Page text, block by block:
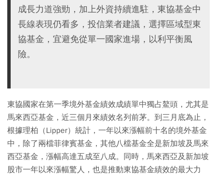
成長力道強勁，加上外資持續進駐，東協基金中
長線表現仍看多，投信業者建議，選擇區域型東
協基金，宜避免從單一國家進場，以利平衡風
險。
東協國家在第一季境外基金績效成績單中獨占鰲頭，尤其是
馬來西亞基金，近三個月來績效名列前茅。到三月底為止，
根據理柏（Lipper）統計，一年以來漲幅前十名的境外基金
中，除了兩檔菲律賓基金，其他八檔基金全是新加坡及馬來
西亞基金，漲幅高達五成至八成。同時，馬來西亞及新加坡
股市一年以來漲幅驚人，也是推動東協基金績效的最大力